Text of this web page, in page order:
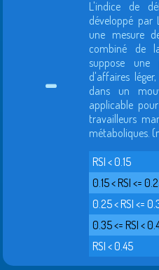
-
L'indice de
développé par
une mesure
combiné de
suppose une
d'affaires
dans un
applicable
travailleurs
métaboliques.
RSI < 0.15
0.15 < RSI <=
0.25 < RSI <=
0.35 <= RSI <
RSI < 0.45